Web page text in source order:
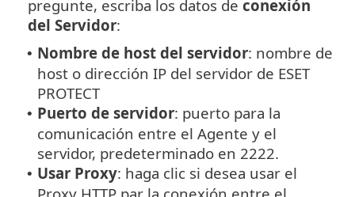
pregunte, escriba los datos de conexión
del Servidor:
• Nombre de host del servidor: nombre de
host o dirección IP del servidor de ESET
PROTECT
• Puerto de servidor: puerto para la
comunicación entre el Agente y el
servidor, predeterminado en 2222.
• Usar Proxy: haga clic si desea usar el